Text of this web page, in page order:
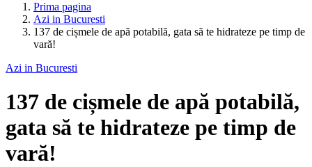
Prima pagina
Azi in Bucuresti
137 de cișmele de apă potabilă, gata să te hidrateze pe timp de
vară!
Azi in Bucuresti
137 de cișmele de apă potabilă,
gata să te hidrateze pe timp de
vară!